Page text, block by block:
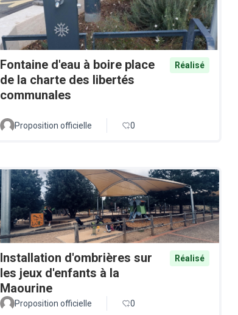
Fontaine d'eau à boire place
de la charte des libertés
communales
Réalisé
Proposition officielle 0
Installation d'ombrières sur
les jeux d'enfants à la
Maourine
Réalisé
Proposition officielle 0